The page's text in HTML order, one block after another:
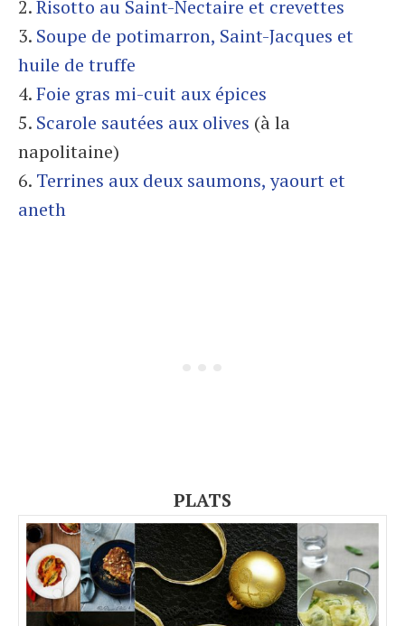
2.Risotto au Saint-Nectaire et crevettes
3. Soupe de potimarron, Saint-Jacques et
huile de truffe
4.Foie gras mi-cuit aux épices
5. Scarole sautées aux olives (à la
napolitaine)
6. Terrines aux deux saumons, yaourt et
aneth
PLATS